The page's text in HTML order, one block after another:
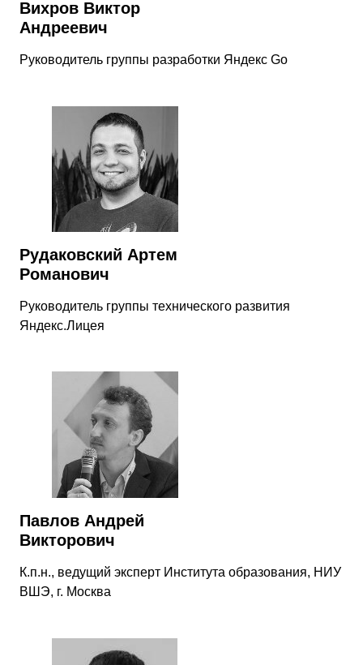
Вихров Виктор
Андреевич
Руководитель группы разработки Яндекс Go
Рудаковский Артем
Романович
Руководитель группы технического развития
Яндекс.Лицея
Павлов Андрей
Викторович
К.п.н., ведущий эксперт Института образования, НИУ
ВШЭ, г. Москва